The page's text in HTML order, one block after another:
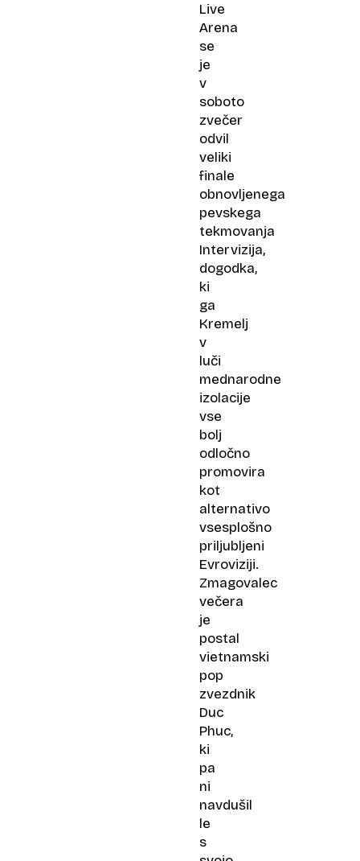
Live
Arena
se
je
v
soboto
zvečer
odvil
veliki
finale
obnovljenega
pevskega
tekmovanja
Intervizija,
dogodka,
ki
ga
Kremelj
v
luči
mednarodne
izolacije
vse
bolj
odločno
promovira
kot
alternativo
vsesplošno
priljubljeni
Evroviziji.
Zmagovalec
večera
je
postal
vietnamski
pop
zvezdnik
Duc
Phuc,
ki
pa
ni
navdušil
le
s